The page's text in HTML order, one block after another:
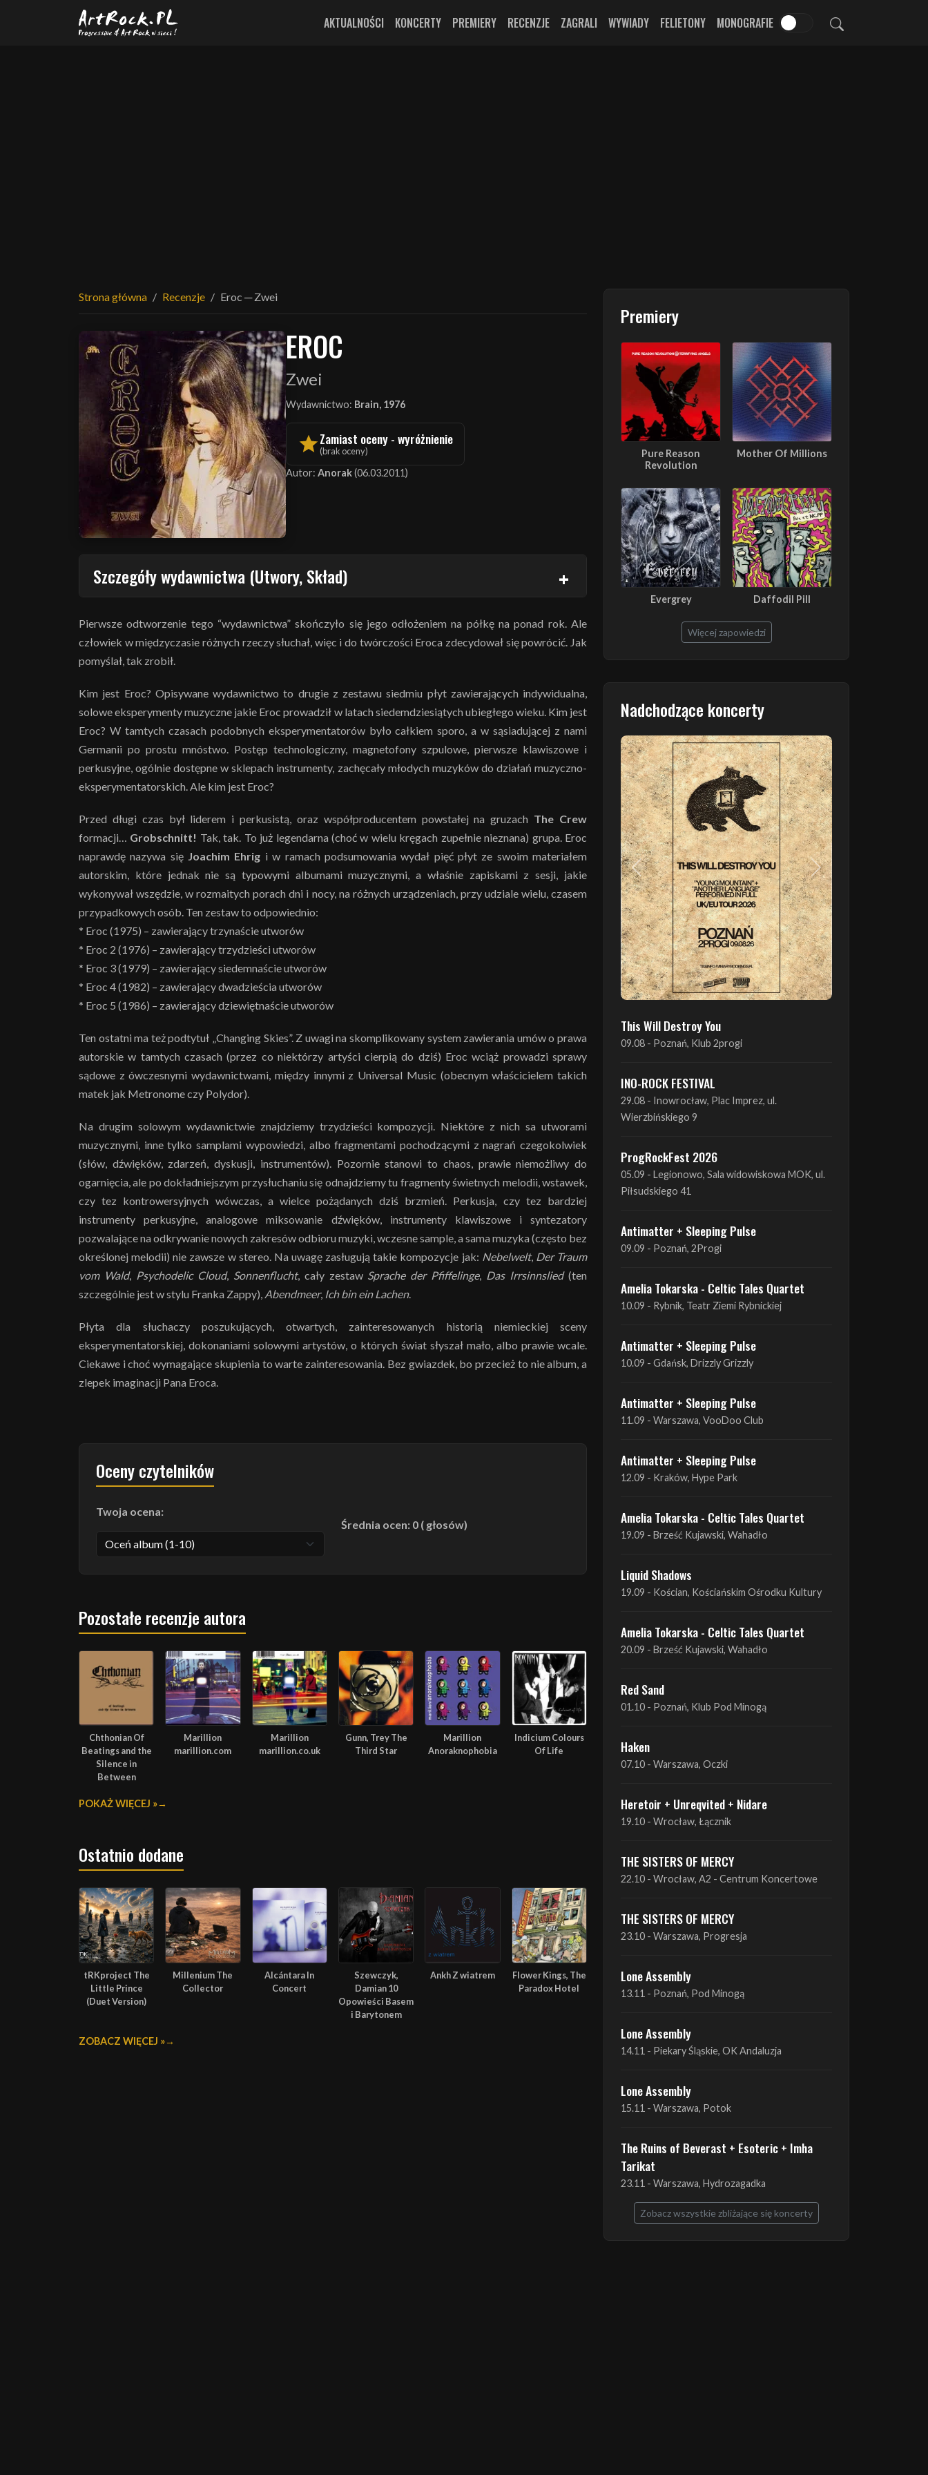
Przejdź do treści głównej
AKTUALNOŚCI KONCERTY PREMIERY RECENZJE ZAGRALI WYWIADY FELIETONY MONOGRAFIE
Strona główna Recenzje Eroc ─ Zwei
EROC
Zwei
Wydawnictwo: Brain, 1976
Zamiast oceny - wyróżnienie
(brak oceny)
Autor: Anorak(06.03.2011)
Szczegóły wydawnictwa (Utwory, Skład)
Pierwsze odtworzenie tego “wydawnictwa” skończyło się jego odłożeniem na półkę na ponad rok. Ale
człowiek w międzyczasie różnych rzeczy słuchał, więc i do twórczości Eroca zdecydował się powrócić. Jak
pomyślał, tak zrobił.
Kim jest Eroc? Opisywane wydawnictwo to drugie z zestawu siedmiu płyt zawierających indywidualna,
solowe eksperymenty muzyczne jakie Eroc prowadził w latach siedemdziesiątych ubiegłego wieku. Kim jest
Eroc? W tamtych czasach podobnych eksperymentatorów było całkiem sporo, a w sąsiadującej z nami
Germanii po prostu mnóstwo. Postęp technologiczny, magnetofony szpulowe, pierwsze klawiszowe i
perkusyjne, ogólnie dostępne w sklepach instrumenty, zachęcały młodych muzyków do działań muzyczno-
eksperymentatorskich. Ale kim jest Eroc?
Przed długi czas był liderem i perkusistą, oraz współproducentem powstałej na gruzach The Crew
formacji… Grobschnitt! Tak, tak. To już legendarna (choć w wielu kręgach zupełnie nieznana) grupa. Eroc
naprawdę nazywa się Joachim Ehrig i w ramach podsumowania wydał pięć płyt ze swoim materiałem
autorskim, które jednak nie są typowymi albumami muzycznymi, a właśnie zapiskami z sesji, jakie
wykonywał wszędzie, w rozmaitych porach dni i nocy, na różnych urządzeniach, przy udziale wielu, czasem
przypadkowych osób. Ten zestaw to odpowiednio:
* Eroc (1975) – zawierający trzynaście utworów
* Eroc 2 (1976) – zawierający trzydzieści utworów
* Eroc 3 (1979) – zawierający siedemnaście utworów
* Eroc 4 (1982) – zawierający dwadzieścia utworów
* Eroc 5 (1986) – zawierający dziewiętnaście utworów
Ten ostatni ma też podtytuł „Changing Skies”. Z uwagi na skomplikowany system zawierania umów o prawa
autorskie w tamtych czasach (przez co niektórzy artyści cierpią do dziś) Eroc wciąż prowadzi sprawy
sądowe z ówczesnymi wydawnictwami, między innymi z Universal Music (obecnym właścicielem takich
matek jak Metronome czy Polydor).
Na drugim solowym wydawnictwie znajdziemy trzydzieści kompozycji. Niektóre z nich sa utworami
muzycznymi, inne tylko samplami wypowiedzi, albo fragmentami pochodzącymi z nagrań czegokolwiek
(słów, dźwięków, zdarzeń, dyskusji, instrumentów). Pozornie stanowi to chaos, prawie niemożliwy do
ogarnięcia, ale po dokładniejszym przysłuchaniu się odnajdziemy tu fragmenty świetnych melodii, wstawek,
czy tez kontrowersyjnych wówczas, a wielce pożądanych dziś brzmień. Perkusja, czy tez bardziej
instrumenty perkusyjne, analogowe miksowanie dźwięków, instrumenty klawiszowe i syntezatory
pozwalające na odkrywanie nowych zakresów odbioru muzyki, wczesne sample, a sama muzyka (często bez
określonej melodii) nie zawsze w stereo. Na uwagę zasługują takie kompozycje jak: Nebelwelt,Der Traum
vom Wald, Psychodelic Cloud, Sonnenflucht, cały zestaw Sprache der Pfiffelinge, Das Irrsinnslied(ten
szczególnie jest w stylu Franka Zappy), Abendmeer, Ich bin ein Lachen.
Płyta dla słuchaczy poszukujących, otwartych, zainteresowanych historią niemieckiej sceny
eksperymentatorskiej, dokonaniami solowymi artystów, o których świat słyszał mało, albo prawie wcale.
Ciekawe i choć wymagające skupienia to warte zainteresowania. Bez gwiazdek, bo przecież to nie album, a
zlepek imaginacji Pana Eroca.
Oceny czytelników
Twoja ocena:
Średnia ocen: 0 ( głosów)
Pozostałe recenzje autora
Chthonian Of
Beatings and the
Silence in
Between
Marillion
marillion.com
Marillion
marillion.co.uk
Gunn, Trey The
Third Star
Marillion
Anoraknophobia
Indicium Colours
Of Life
POKAŻ WIĘCEJ »
Ostatnio dodane
tRKproject The
Little Prince
(Duet Version)
Millenium The
Collector
Alcántara In
Concert
Szewczyk,
Damian 10
Opowieści Basem
i Barytonem
Ankh Z wiatrem
Flower Kings, The
Paradox Hotel
ZOBACZ WIĘCEJ »
Premiery
Pure Reason
Revolution
Mother Of Millions
Evergrey Daffodil Pill
Więcej zapowiedzi
Nadchodzące koncerty
Poprzedni Następny
09.08 - Poznań, Klub 2progi
INO-ROCK FESTIVAL
Wierzbińskiego 9
ProgRockFest 2026
Piłsudskiego 41
09.09 - Poznań, 2Progi
10.09 - Rybnik, Teatr Ziemi Rybnickiej
10.09 - Gdańsk, Drizzly Grizzly
11.09 - Warszawa, VooDoo Club
12.09 - Kraków, Hype Park
19.09 - Brześć Kujawski, Wahadło
19.09 - Kościan, Kościańskim Ośrodku Kultury
20.09 - Brześć Kujawski, Wahadło
01.10 - Poznań, Klub Pod Minogą
07.10 - Warszawa, Oczki
19.10 - Wrocław, Łącznik
22.10 - Wrocław, A2 - Centrum Koncertowe
23.10 - Warszawa, Progresja
13.11 - Poznań, Pod Minogą
14.11 - Piekary Śląskie, OK Andaluzja
15.11 - Warszawa, Potok
The Ruins of Beverast + Esoteric + Imha
Tarikat
23.11 - Warszawa, Hydrozagadka